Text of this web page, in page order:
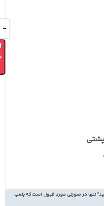
تنها در صورتی مورد قبول است که پلمپ